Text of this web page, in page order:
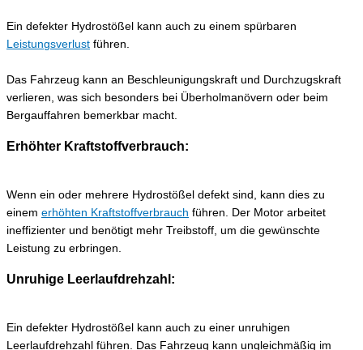
Ein defekter Hydrostößel kann auch zu einem spürbaren
Leistungsverlust führen.
Das Fahrzeug kann an Beschleunigungskraft und Durchzugskraft
verlieren, was sich besonders bei Überholmanövern oder beim
Bergauffahren bemerkbar macht.
Erhöhter Kraftstoffverbrauch:
Wenn ein oder mehrere Hydrostößel defekt sind, kann dies zu
einem erhöhten Kraftstoffverbrauch führen. Der Motor arbeitet
ineffizienter und benötigt mehr Treibstoff, um die gewünschte
Leistung zu erbringen.
Unruhige Leerlaufdrehzahl:
Ein defekter Hydrostößel kann auch zu einer unruhigen
Leerlaufdrehzahl führen. Das Fahrzeug kann ungleichmäßig im